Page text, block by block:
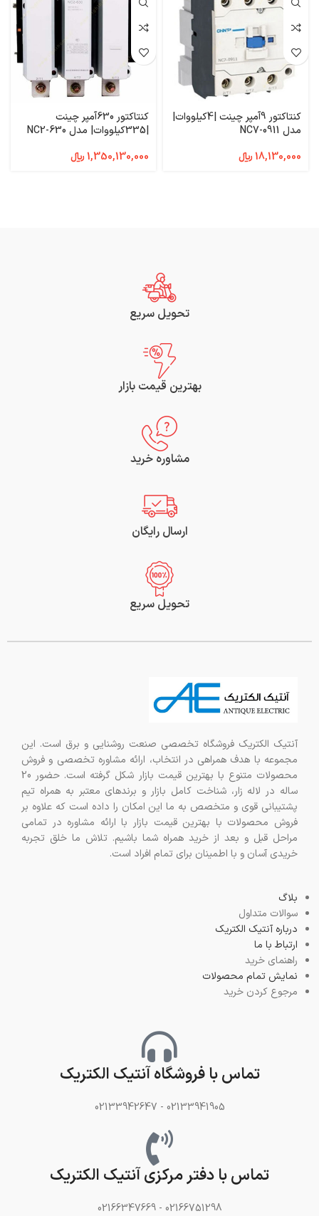
کنتاکتور 9آمپر چینت |4کیلووات|
مدل NC7-0911
18,130,000﷼
کنتاکتور 630آمپر چینت
1,350,130,000﷼
تحویل سریع
بهترین قیمت بازار
مشاوره خرید
ارسال رایگان
تحویل سریع
آنتیک الکتریک فروشگاه تخصصی صنعت روشنایی و برق است. این
مجموعه با هدف همراهی در انتخاب، ارائه مشاوره تخصصی و فروش
محصولات متنوع با بهترین قیمت بازار شکل گرفته است. حضور 20
ساله در لاله زار، شناخت کامل بازار و برندهای معتبر به همراه تیم
پشتیبانی قوی و متخصص به ما این امکان را داده است که علاوه بر
فروش محصولات با بهترین قیمت بازار با ارائه مشاوره در تمامی
مراحل قبل و بعد از خرید همراه شما باشیم. تلاش ما خلق تجربه
خریدی آسان و با اطمینان برای تمام افراد است.
بلاگ
سوالات متداول
درباره آنتیک الکتریک
ارتباط با ما
راهنمای خرید
نمایش تمام محصولات
مرجوع کردن خرید
تماس با فروشگاه آنتیک الکتریک
02133941905 - 02133942647
تماس با دفتر مرکزی آنتیک الکتریک
02166751298 - 02166347669